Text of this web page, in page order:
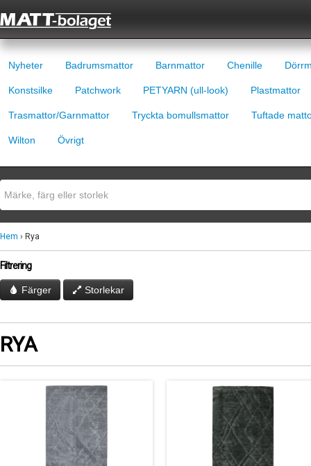
Nyheter Badrumsmattor Barnmattor Chenille
Konstsilke Patchwork PETYARN (ull-look) Plastmattor
Trasmattor/Garnmattor Tryckta bomullsmattor Tuftade
Wilton Övrigt
Hem › Rya
Filtrering
Färger Storlekar
RYA